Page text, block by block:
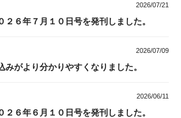
2026/07/21
２６年７月１０日号を発刊しました。
2026/07/09
みがより分かりやすくなりました。
2026/06/11
２６年６月１０日号を発刊しました。